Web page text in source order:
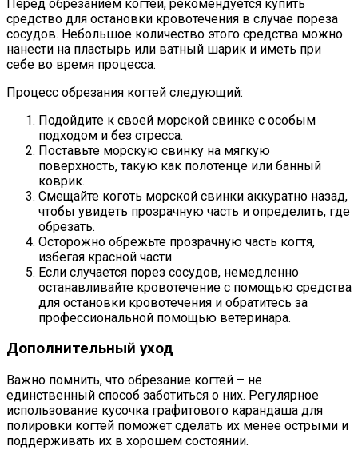
Перед обрезанием когтей, рекомендуется купить
средство для остановки кровотечения в случае пореза
сосудов. Небольшое количество этого средства можно
нанести на пластырь или ватный шарик и иметь при
себе во время процесса.
Процесс обрезания когтей следующий:
Подойдите к своей морской свинке с особым
подходом и без стресса.
Поставьте морскую свинку на мягкую
поверхность, такую как полотенце или банный
коврик.
Смещайте коготь морской свинки аккуратно назад,
чтобы увидеть прозрачную часть и определить, где
обрезать.
Осторожно обрежьте прозрачную часть когтя,
избегая красной части.
Если случается порез сосудов, немедленно
останавливайте кровотечение с помощью средства
для остановки кровотечения и обратитесь за
профессиональной помощью ветеринара.
Дополнительный уход
Важно помнить, что обрезание когтей – не
единственный способ заботиться о них. Регулярное
использование кусочка графитового карандаша для
полировки когтей поможет сделать их менее острыми и
поддерживать их в хорошем состоянии.